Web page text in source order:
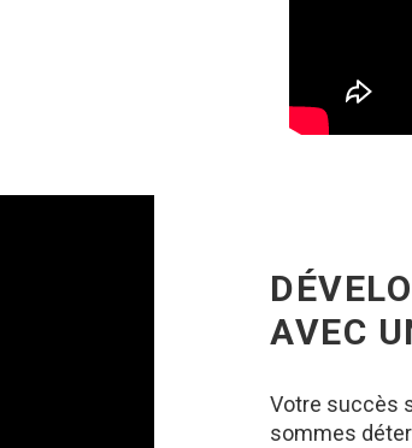
AVEC
Votre succès
sommes